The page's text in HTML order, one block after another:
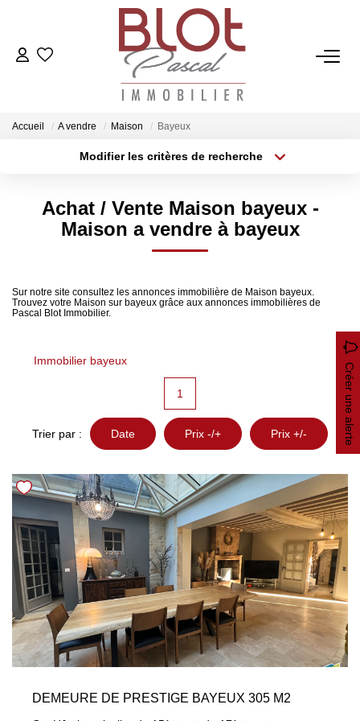
ACCUEIL
ACHETER
VENDRE
Qui Sommes-Nous
Nos Avis
OUTILS DE CALCUL
Montant Des Frais De Notaire
Montant Des Mensualités
CONTACT
Accueil A vendre Maison Bayeux
Modifier les critères de recherche
Plus de critères Créer une alerte
Achat / Vente Maison bayeux -
Maison a vendre à bayeux
Sur notre site consultez les annonces immobilière de Maison bayeux.
Trouvez votre Maison sur bayeux grâce aux annonces immobilières de
Pascal Blot Immobilier.
Immobilier bayeux
Créer une alerte
1
Trier par : Date Prix -/+ Prix +/-
DEMEURE DE PRESTIGE BAYEUX 305 M2